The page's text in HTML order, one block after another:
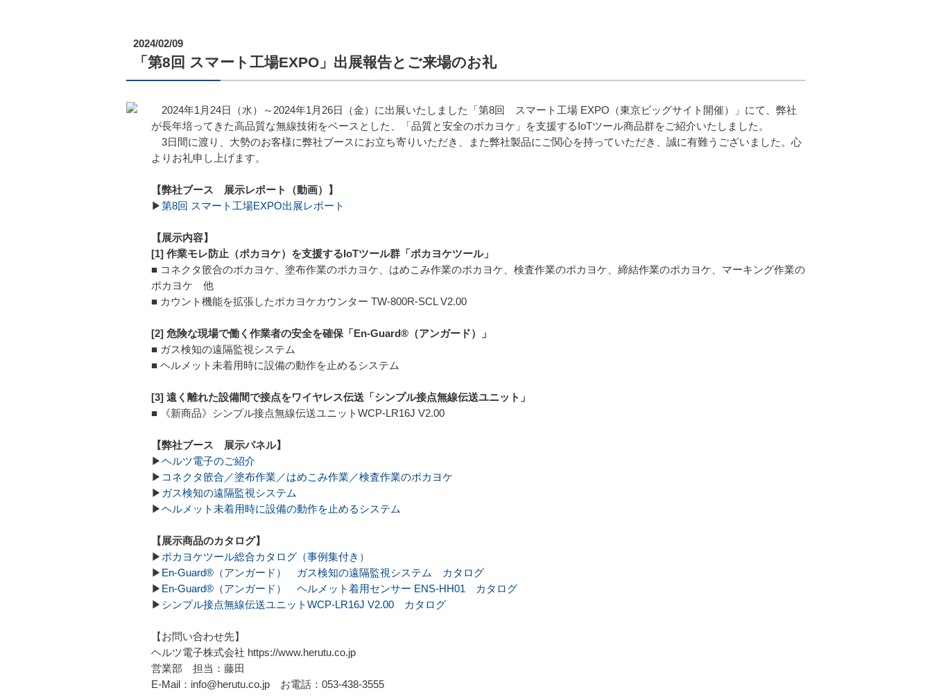
2024/02/09
「第8回 スマート工場EXPO」出展報告とご来場のお礼
2024年1月24日（水）～2024年1月26日（金）に出展いたしました「第8回 スマート工場 EXPO（東京ビッグサイト開催）」にて、弊社
が長年培ってきた高品質な無線技術をベースとした、「品質と安全のポカヨケ」を支援するIoTツール商品群をご紹介いたしました。
3日間に渡り、大勢のお客様に弊社ブースにお立ち寄りいただき、また弊社製品にご関心を持っていただき、誠に有難うございました。心
よりお礼申し上げます。
【弊社ブース 展示レポート（動画）】
▶第8回 スマート工場EXPO出展レポート
【展示内容】
[1] 作業モレ防止（ポカヨケ）を支援するIoTツール群「ポカヨケツール」
■ コネクタ篏合のポカヨケ、塗布作業のポカヨケ、はめこみ作業のポカヨケ、検査作業のポカヨケ、締結作業のポカヨケ、マーキング作業の
ポカヨケ 他
■ カウント機能を拡張したポカヨケカウンター TW-800R-SCL V2.00
[2] 危険な現場で働く作業者の安全を確保「En-Guard®（アンガード）」
■ ガス検知の遠隔監視システム
■ ヘルメット未着用時に設備の動作を止めるシステム
[3] 遠く離れた設備間で接点をワイヤレス伝送「シンプル接点無線伝送ユニット」
■ 《新商品》シンプル接点無線伝送ユニットWCP-LR16J V2.00
【弊社ブース 展示パネル】
▶ヘルツ電子のご紹介
▶ コネクタ篏合／塗布作業／はめこみ作業／検査作業のポカヨケ
▶ ガス検知の遠隔監視システム
▶ヘルメット未着用時に設備の動作を止めるシステム
【展示商品のカタログ】
▶ ポカヨケツール総合カタログ（事例集付き）
▶ En-Guard®（アンガード） ガス検知の遠隔監視システム カタログ
▶ En-Guard®（アンガード） ヘルメット着用センサー ENS-HH01 カタログ
▶ シンプル接点無線伝送ユニットWCP-LR16J V2.00 カタログ
【お問い合わせ先】
ヘルツ電子株式会社 https://www.herutu.co.jp
営業部 担当：藤田
E-Mail：info@herutu.co.jp お電話：053-438-3555